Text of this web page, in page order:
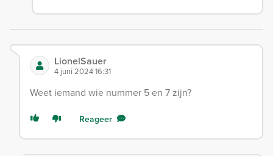
LionelSauer
4 juni 2024 16:31
Weet iemand wie nummer 5 en 7 zijn?
Reageer